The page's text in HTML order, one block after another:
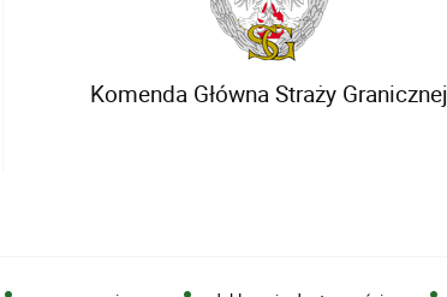
Komenda Główna Straży Granicznej